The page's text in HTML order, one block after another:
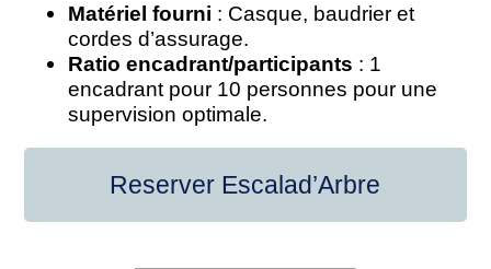
Matériel fourni : Casque, baudrier et
cordes d’assurage.
Ratio encadrant/participants : 1
encadrant pour 10 personnes pour une
supervision optimale.
Reserver Escalad’Arbre